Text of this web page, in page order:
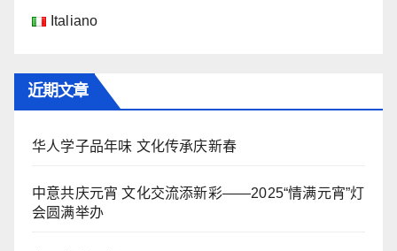
Italiano
近期文章
华人学子品年味 文化传承庆新春
中意共庆元宵 文化交流添新彩——2025“情满元宵”灯
会圆满举办